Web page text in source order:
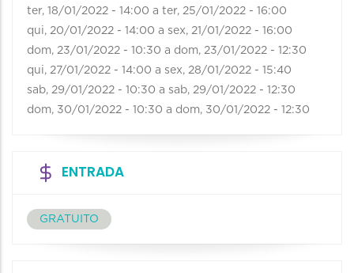
ter, 18/01/2022 - 14:00 a ter, 25/01/2022 - 16:00
qui, 20/01/2022 - 14:00 a sex, 21/01/2022 - 16:00
dom, 23/01/2022 - 10:30 a dom, 23/01/2022 - 12:30
qui, 27/01/2022 - 14:00 a sex, 28/01/2022 - 15:40
sab, 29/01/2022 - 10:30 a sab, 29/01/2022 - 12:30
dom, 30/01/2022 - 10:30 a dom, 30/01/2022 - 12:30
ENTRADA
GRATUITO